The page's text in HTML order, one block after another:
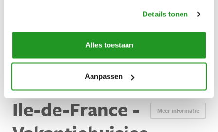
Details tonen
Alles toestaan
Aanpassen
Slechts 5 minuten van Parijs, welkom in deze voormalige
voldoende zonlicht en rustige ligging.
2
Ile-de-France -
Meer informatie
+31 6 42 10 99 23